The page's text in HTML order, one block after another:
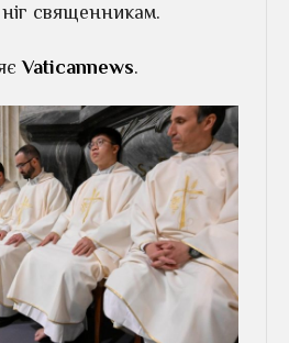
священникам.
Vaticannews.